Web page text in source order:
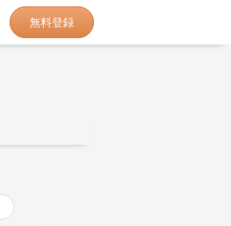
無料登録